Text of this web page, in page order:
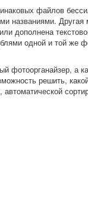
файлов
названиями.
дополнена
одной и той же
фотоорганайзер, а
решить,
автоматической